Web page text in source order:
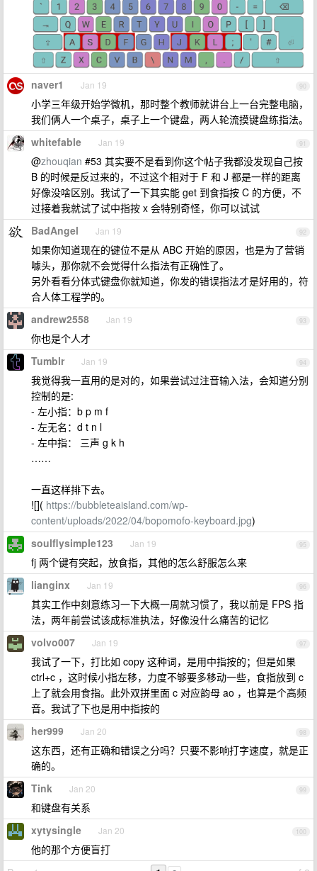
90
naver1 Jan 19
小学三年级开始学微机，那时整个教师就讲台上一台完整电脑，
我们俩人一个桌子，桌子上一个键盘，两人轮流摸键盘练指法。
91
whitefable Jan 19
@zhouqian #53 其实要不是看到你这个帖子我都没发现自己按
B 的时候是反过来的，不过这个相对于 F 和 J 都是一样的距离
好像没啥区别。我试了一下其实能 get 到食指按 C 的方便，不
过接着我就试了试中指按 x 会特别奇怪，你可以试试
92
BadAngel Jan 19
如果你知道现在的键位不是从 ABC 开始的原因，也是为了营销
噱头，那你就不会觉得什么指法有正确性了。
另外看看分体式键盘你就知道，你发的错误指法才是好用的，符
合人体工程学的。
93
andrew2558 Jan 19
你也是个人才
94
Tumblr Jan 19
我觉得我一直用的是对的，如果尝试过注音输入法，会知道分别
控制的是:
- 左小指：b p m f
- 左无名：d t n l
- 左中指： 三声 g k h
……
一直这样排下去。
![]( https://bubbleteaisland.com/wp-
content/uploads/2022/04/bopomofo-keyboard.jpg)
95
soulflysimple123 Jan 19
fj 两个键有突起，放食指，其他的怎么舒服怎么来
96
lianginx Jan 19
其实工作中刻意练习一下大概一周就习惯了，我以前是 FPS 指
法，两年前尝试该成标准执法，好像没什么痛苦的记忆
97
volvo007 Jan 19
我试了一下，打比如 copy 这种词，是用中指按的；但是如果
ctrl+c ，这时候小指左移，力度不够要多移动一些，食指放到 c
上了就会用食指。此外双拼里面 c 对应韵母 ao ，也算是个高频
音。我试了下也是用中指按的
98
her999 Jan 20
这东西，还有正确和错误之分吗？只要不影响打字速度，就是正
确的。
99
Tink Jan 20
和键盘有关系
100
xytysingle Jan 20
他的那个方便盲打